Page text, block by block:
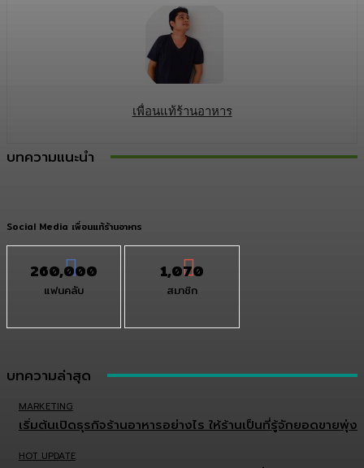
เพื่อนแท้ร้านอาหาร
บทความแนะนำ
Social Media เพื่อนแท้ร้านอาหาร
260,000
แฟนคลับ
1,070
สมาชิก
บทความล่าสุด
MARKETING
เริ่มต้นเปิดธุรกิจร้านอาหารอย่างไร ให้ร้านเป็นที่รู้จักยอดขายพุ่ง
HOT UPDATE